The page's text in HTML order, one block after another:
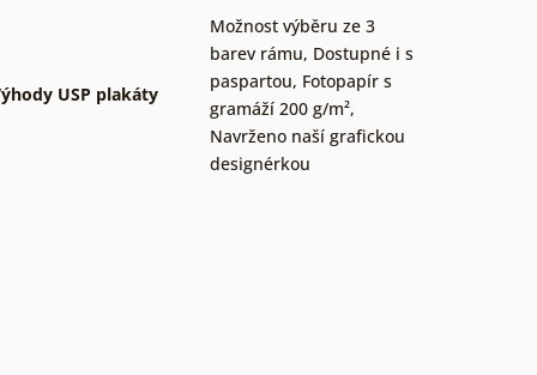
USP plakáty
Možnost výběru ze 3
barev rámu, Dostupné i s
paspartou, Fotopapír s
gramáží 200 g/m²,
Navrženo naší grafickou
designérkou